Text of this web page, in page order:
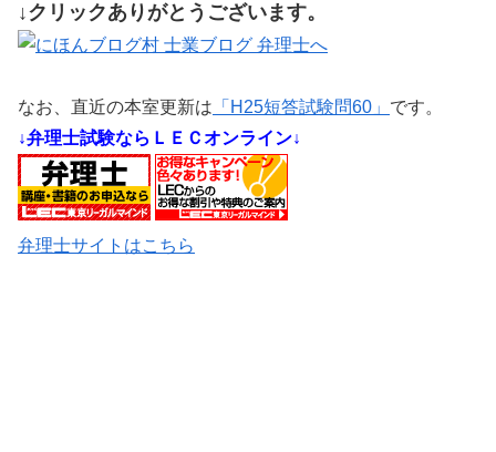
↓クリックありがとうございます。
なお、直近の本室更新は 「H25短答試験問60」 です。
↓弁理士試験ならＬＥＣオンライン↓
弁理士サイトはこちら